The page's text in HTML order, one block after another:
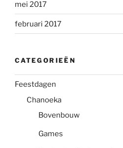
mei 2017
februari 2017
CATEGORIEËN
Feestdagen
Chanoeka
Bovenbouw
Games